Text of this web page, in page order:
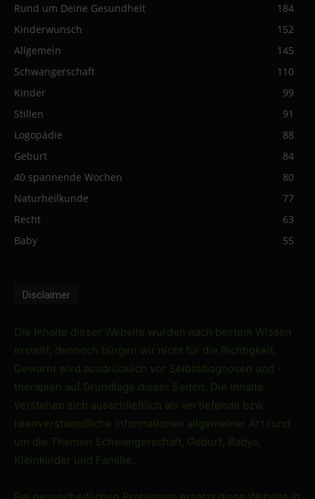
Rund um Deine Gesundheit
184
Kinderwunsch
152
Allgemein
145
Schwangerschaft
110
Kinder
99
Stillen
91
Logopädie
88
Geburt
84
40 spannende Wochen
80
Naturheilkunde
77
Recht
63
Baby
55
Disclaimer
Die Inhalte dieser Website wurden nach bestem Wissen
erstellt, dennoch bürgen wir nicht für die Richtigkeit.
Gewarnt wird ausdrücklich vor Selbstdiagnosen und -
therapien auf Grundlage dieser Seiten. Die Inhalte
verstehen sich ausschließlich als vertiefende bzw.
laienverstaendliche Informationen allgemeiner Art rund
um die Themen Schwangerschaft, Geburt, Babys,
Kleinkinder und Familie.